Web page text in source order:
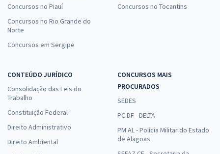
Concursos no Piauí
Concursos no Rio Grande do
Norte
Concursos em Sergipe
Concursos no Tocantins
CONTEÚDO JURÍDICO
Consolidação das Leis do
Trabalho
Constituição Federal
Direito Administrativo
Direito Ambiental
CONCURSOS MAIS
PROCURADOS
SEDES
PC DF - DELTA
PM AL - Polícia Militar do Estado
de Alagoas